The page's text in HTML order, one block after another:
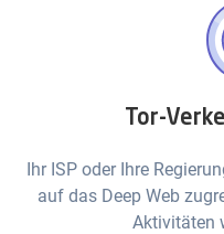
Tor-
Ihr ISP oder Ihre
auf das Deep Web
Aktivitäten